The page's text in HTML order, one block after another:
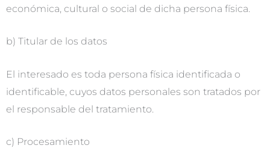
económica, cultural o social de dicha persona física.
b) Titular de los datos
El interesado es toda persona física identificada o
identificable, cuyos datos personales son tratados por
el responsable del tratamiento.
c) Procesamiento